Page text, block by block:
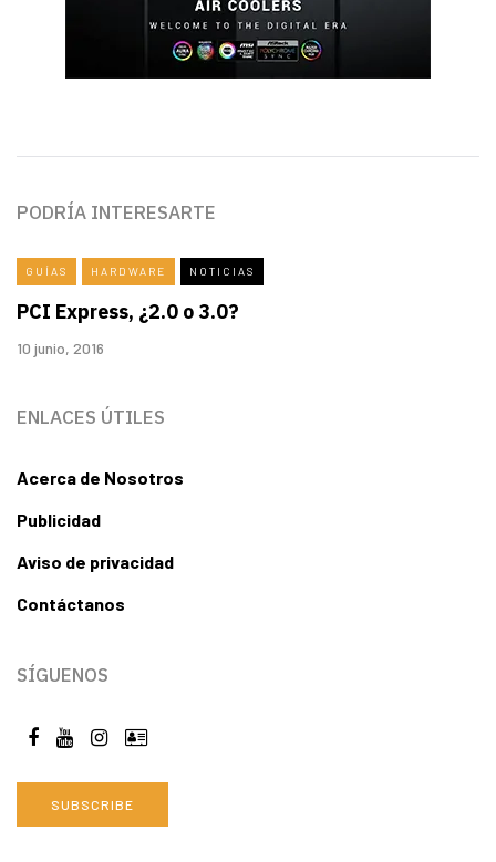
PODRÍA INTERESARTE
GUÍAS HARDWARE NOTICIAS
PCI Express, ¿2.0 o 3.0?
10 junio, 2016
ENLACES ÚTILES
Acerca de Nosotros
Publicidad
Aviso de privacidad
Contáctanos
SÍGUENOS
SUBSCRIBE